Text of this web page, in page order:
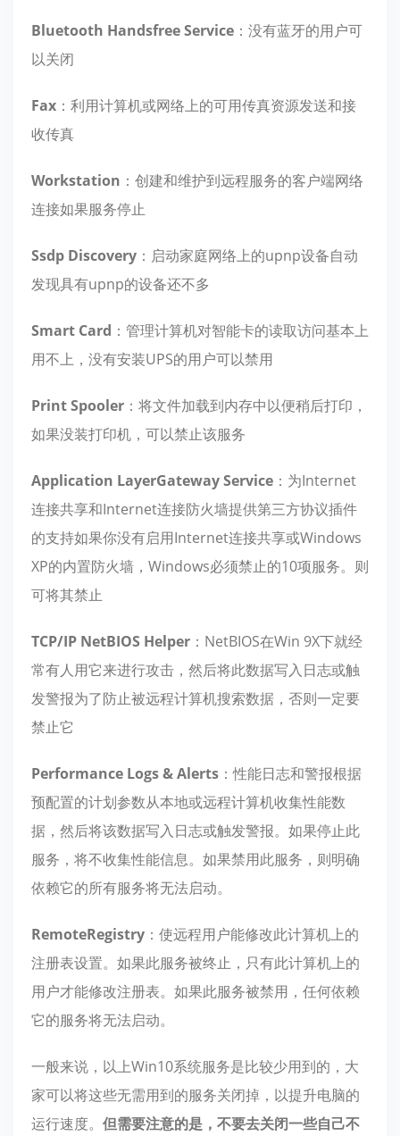
Bluetooth Handsfree Service ：没有蓝牙的用户可
以关闭
Fax ：利用计算机或网络上的可用传真资源发送和接
收传真
Workstation ：创建和维护到远程服务的客户端网络
连接如果服务停止
Ssdp Discovery ：启动家庭网络上的upnp设备自动
发现具有upnp的设备还不多
Smart Card ：管理计算机对智能卡的读取访问基本上
用不上，没有安装UPS的用户可以禁用
Print Spooler ：将文件加载到内存中以便稍后打印，
如果没装打印机，可以禁止该服务
Application LayerGateway Service ：为Internet
连接共享和Internet连接防火墙提供第三方协议插件
的支持如果你没有启用Internet连接共享或Windows
XP的内置防火墙，Windows必须禁止的10项服务。则
可将其禁止
TCP/IP NetBIOS Helper ：NetBIOS在Win 9X下就经
常有人用它来进行攻击，然后将此数据写入日志或触
发警报为了防止被远程计算机搜索数据，否则一定要
禁止它
Performance Logs & Alerts ：性能日志和警报根据
预配置的计划参数从本地或远程计算机收集性能数
据，然后将该数据写入日志或触发警报。如果停止此
服务，将不收集性能信息。如果禁用此服务，则明确
依赖它的所有服务将无法启动。
RemoteRegistry ：使远程用户能修改此计算机上的
注册表设置。如果此服务被终止，只有此计算机上的
用户才能修改注册表。如果此服务被禁用，任何依赖
它的服务将无法启动。
一般来说，以上Win10系统服务是比较少用到的，大
家可以将这些无需用到的服务关闭掉，以提升电脑的
运行速度。 但需要注意的是，不要去关闭一些自己不